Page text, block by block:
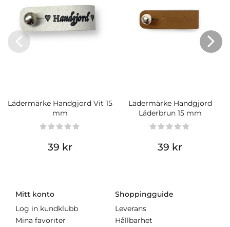
Lädermärke Handgjord Vit 15
mm
39 kr
Lädermärke Handgjord
Läderbrun 15 mm
39 kr
Mitt konto
Log in kundklubb
Mina favoriter
Shoppingguide
Leverans
Hållbarhet